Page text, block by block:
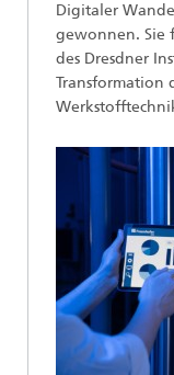
Digitaler
gewonnen. Sie
des Dresdner
Transformation